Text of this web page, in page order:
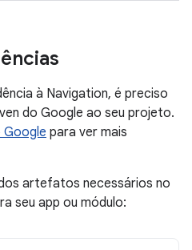
à Navigation, é preciso
do Google ao seu projeto.
Google para ver mais
artefatos necessários no
seu app ou módulo: